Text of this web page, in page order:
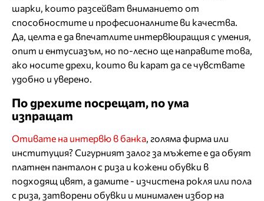
шарки, които разсейват вниманието от
способностите и професионалните ви качества.
Да, целта е да впечатлите интервюиращия с умения,
опит и ентусиазъм, но по-лесно ще направите това,
ако носите дрехи, които ви карат да се чувствате
удобно и уверено.
По дрехите посрещат, по ума
изпращат
Отивате на интервю в банка , голяма фирма или
институция? Сигурният залог за мъжете е да обуят
платнен панталон с риза и кожени обувки в
подходящ цвят, а дамите - изчистена рокля или пола
с риза, затворени обувки и минимален избор на